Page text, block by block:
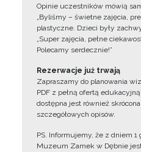
Opinie uczestników mówią
„Byliśmy – świetne zajęcia,
plastyczne. Dzieci były
„Super zajęcia, pełne
Polecamy serdecznie!”
Rezerwacje już trwają
Zapraszamy do planowania
PDF z pełną ofertą
dostępna jest również
szczegółowych opisów.
PS. Informujemy, że z dniem 1
Muzeum Zamek w Dębnie